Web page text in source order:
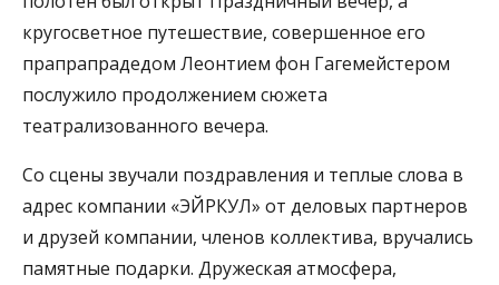
кругосветное путешествие, совершенное его
прапрапрадедом Леонтием фон Гагемейстером
послужило продолжением сюжета
театрализованного вечера.
Со сцены звучали поздравления и теплые слова в
адрес компании «ЭЙРКУЛ» от деловых партнеров
и друзей компании, членов коллектива, вручались
памятные подарки. Дружеская атмосфера,